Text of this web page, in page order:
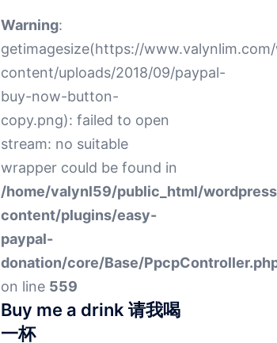
Warning:
getimagesize(https://
content/uploads/2018/09/paypal-
buy-now-button-
copy.png): failed to open
stream: no suitable
wrapper could be found in
/home/valynl59/public_html/
content/plugins/easy-
paypal-
donation/core/Base/
on line 559
Buy me a drink 请我喝
一杯